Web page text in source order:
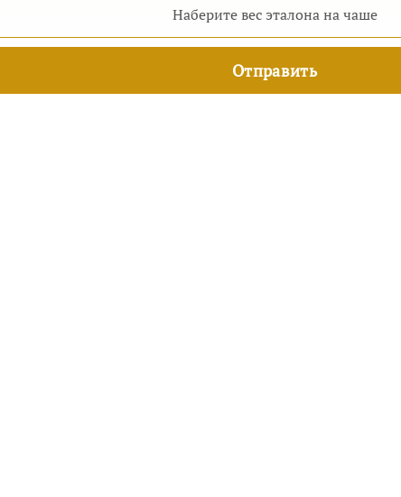
Наберите вес эталона на чаше
инвесторов
материалов гиперссылка обязательна.